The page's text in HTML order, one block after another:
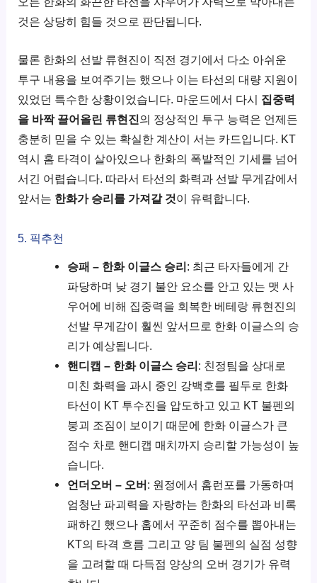
것은 상당히 힘들 것으로 판단됩니다.
물론 한화의 선발 류현진이 직전 경기에서 다소 아쉬운
투구 내용을 보여주기는 했으나 이는 타선의 대량 지원이
있었던 특수한 상황이었습니다. 마운드에서 다시 집중력
을 바짝 끌어올린 류현진의 정상적인 투구 능력은 언제든
충분히 믿을 수 있는 확실한 계산이 서는 카드입니다. KT
역시 홈 타격이 살아있으나 한화의 폭발적인 기세를 넘어
서긴 어렵습니다. 따라서 타선의 화력과 선발 무게감에서
앞서는 한화가 승리를 가져갈 것이 유력합니다.
5. 픽추천
승패 – 한화 이글스 승리: 최근 타자들에게 간
파당하며 낮 경기 불안 요소를 안고 있는 맷 사
우어에 비해 집중력을 회복한 베테랑 류현진의
선발 무게감이 훨씬 앞서므로 한화 이글스의 승
리가 예상됩니다.
핸디캡 – 한화 이글스 승리: 친정팀을 상대로
미친 화력을 과시 중인 강백호를 필두로 한화
타선이 KT 투수진을 압도하고 있고 KT 불펜의
붕괴 조짐이 보이기 때문에 한화 이글스가 큰
점수 차로 핸디캡 매치까지 승리할 가능성이 높
습니다.
언더오버 – 오버: 원정에서 홈런포를 가동하며
엄청난 파괴력을 자랑하는 한화의 타선과 비록
패하긴 했으나 홈에서 꾸준히 점수를 뽑아내는
KT의 타격 흐름 그리고 양 팀 불펜의 실점 성향
을 고려할 때 다득점 양상의 오버 경기가 유력